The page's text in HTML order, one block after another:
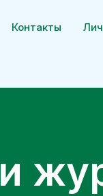
Контакты